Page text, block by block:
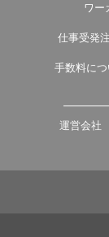
ワー
仕事受発
手数料につ
運営会社